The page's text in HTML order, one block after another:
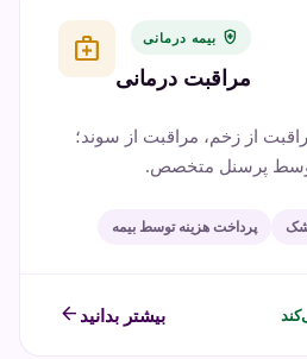
medical_services health_and_safety بیمه درمانی
مراقبت درمانی
از زخم، مراقبت از سوند؛
پرسنل متخصص.
پرداخت هزینه توسط بیمه
بیشتر بدانید arrow_back